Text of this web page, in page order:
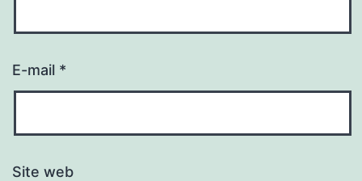
E-mail *
Site web